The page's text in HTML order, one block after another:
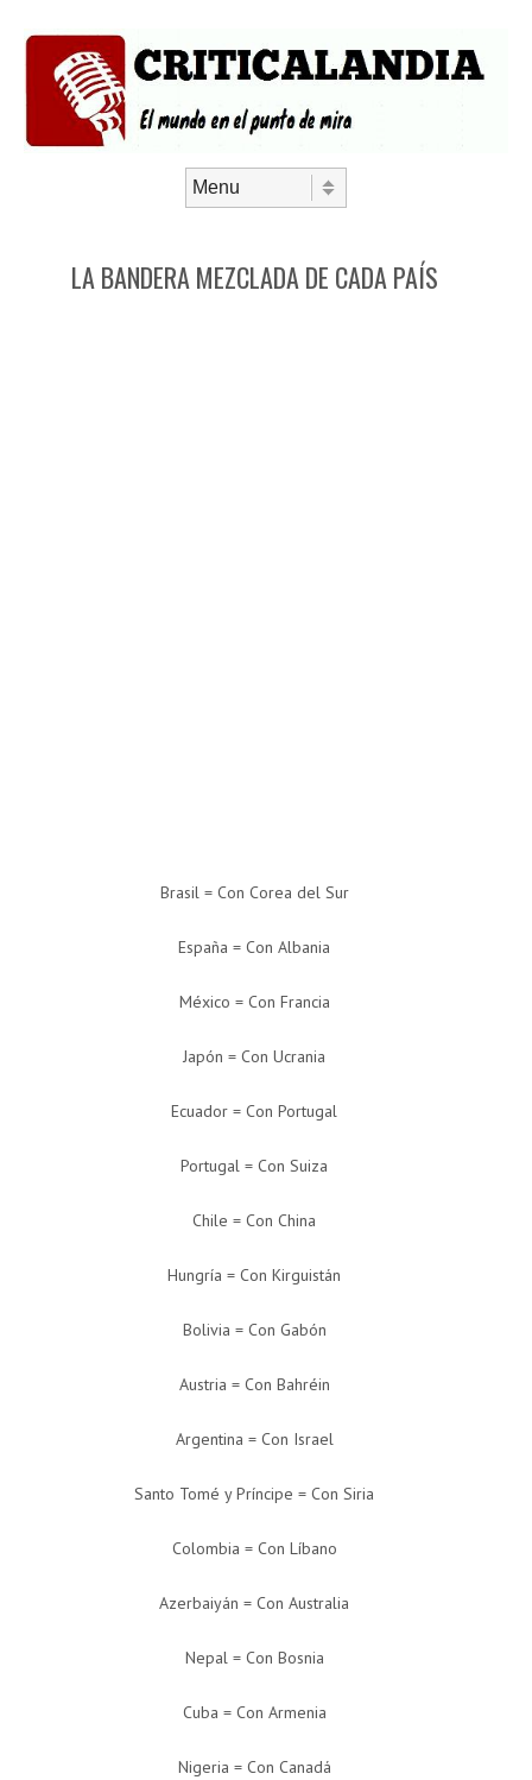
LA BANDERA MEZCLADA DE CADA PAÍS
Brasil = Con Corea del Sur
España = Con Albania
México = Con Francia
Japón = Con Ucrania
Ecuador = Con Portugal
Portugal = Con Suiza
Chile = Con China
Hungría = Con Kirguistán
Bolivia = Con Gabón
Austria = Con Bahréin
Argentina = Con Israel
Santo Tomé y Príncipe = Con Siria
Colombia = Con Líbano
Azerbaiyán = Con Australia
Nepal = Con Bosnia
Cuba = Con Armenia
Nigeria = Con Canadá